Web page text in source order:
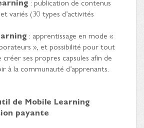
: publication de contenus
variés (30 types d’activités
: apprentissage en mode «
», et possibilité pour tout
ses propres capsules afin de
à la communauté d’apprenants.
de Mobile Learning
payante